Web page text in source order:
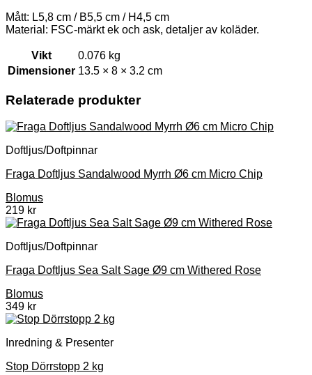
Mått: L5,8 cm / B5,5 cm / H4,5 cm
Material: FSC-märkt ek och ask, detaljer av koläder.
Vikt
0.076 kg
Dimensioner 13.5 × 8 × 3.2 cm
Relaterade produkter
Doftljus/Doftpinnar
Fraga Doftljus Sandalwood Myrrh Ø6 cm Micro Chip
Blomus
219 kr
Doftljus/Doftpinnar
Fraga Doftljus Sea Salt Sage Ø9 cm Withered Rose
Blomus
349 kr
Inredning & Presenter
Stop Dörrstopp 2 kg